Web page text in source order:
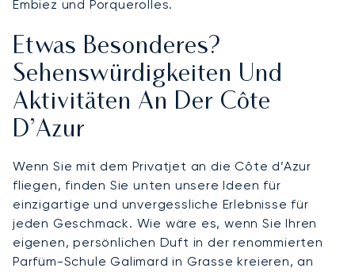
Embiez und Porquerolles.
Etwas Besonderes?
Sehenswürdigkeiten Und
Aktivitäten An Der Côte
D’Azur
Wenn Sie mit dem Privatjet an die Côte d’Azur
fliegen, finden Sie unten unsere Ideen für
einzigartige und unvergessliche Erlebnisse für
jeden Geschmack. Wie wäre es, wenn Sie Ihren
eigenen, persönlichen Duft in der renommierten
Parfüm-Schule Galimard in Grasse kreieren, an